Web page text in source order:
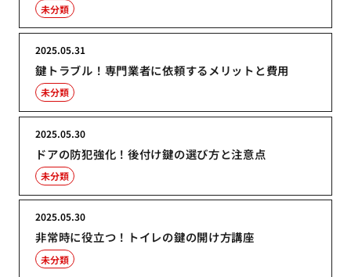
未分類
鍵トラブル！専門業者に依頼するメリットと費用
2025.05.31
未分類
ドアの防犯強化！後付け鍵の選び方と注意点
2025.05.30
未分類
非常時に役立つ！トイレの鍵の開け方講座
2025.05.30
未分類